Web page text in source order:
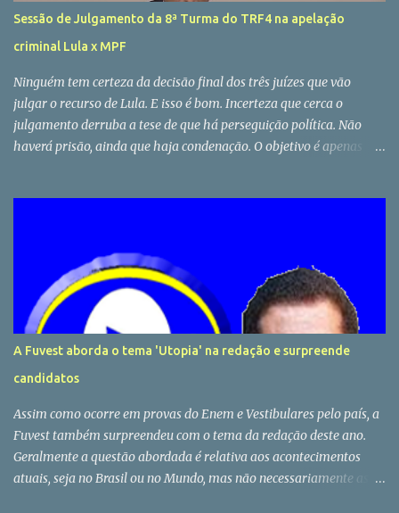
Sessão de Julgamento da 8ª Turma do TRF4 na apelação
criminal Lula x MPF
Ninguém tem certeza da decisão final dos três juízes que vão
julgar o recurso de Lula. E isso é bom. Incerteza que cerca o
julgamento derruba a tese de que há perseguição política. Não
haverá prisão, ainda que haja condenação. O objetivo é apenas
A Fuvest aborda o tema 'Utopia' na redação e surpreende
candidatos
Assim como ocorre em provas do Enem e Vestibulares pelo país, a
Fuvest também surpreendeu com o tema da redação deste ano.
Geralmente a questão abordada é relativa aos acontecimentos
atuais, seja no Brasil ou no Mundo, mas não necessariamente as